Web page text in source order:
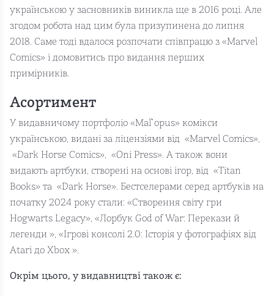
українською у засновників виникла ще в 2016 році. Але
згодом робота над цим була призупинена до липня
2018. Саме тоді вдалося розпочати співпрацю з «Marvel
Comics» і домовитись про видання перших
примірників.
Асортимент
У видавничому портфоліо «Mal`opus» комікси
українською, видані за ліцензіями від «Marvel Comics»,
«Dark Horse Comics», «Oni Press». А також вони
видають артбуки, створені на основі ігор, від «Titan
Books» та «Dark Horse». Бестселерами серед артбуків на
початку 2024 року стали: «Створення світу гри
Hogwarts Legacy», «Лорбук God of War: Перекази й
легенди », «Ігрові консолі 2.0: Історія у фотографіях від
Atari до Xbox ».
Окрім цього, у видавництві також є: